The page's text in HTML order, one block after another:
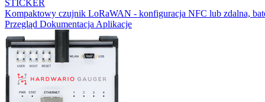
STICKER
Kompaktowy czujnik LoRaWAN - konfiguracja NFC lub zdalna,
Przegląd Dokumentacja Aplikacje